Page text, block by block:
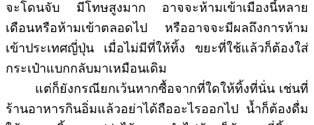
จะโดนจับ มีโทษสูงมาก อาจจะห้ามเข้าเมืองนี้หลาย
เดือนหรือห้ามเข้าตลอดไป หรืออาจจะมีผลถึงการห้าม
เข้าประเทศญี่ปุ่น เมื่อไม่มีที่ให้ทิ้ง ขยะที่ใช้แล้วก็ต้องใส่
กระเป๋าแบกกลับมาเหมือนเดิม
แต่ก็ยังกรณียกเว้นหากซื้อจากที่ใดให้ทิ้งที่นั่น เช่นที่
ร้านอาหารกินอิ่มแล้วอย่าได้ถืออะไรออกไป น้ำก็ต้องดื่ม